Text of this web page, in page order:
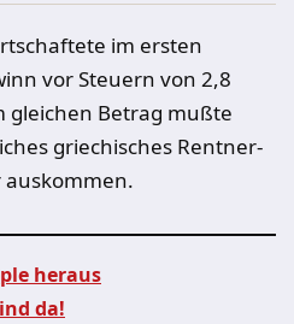
im ersten
vor Steuern von 2,8
gleichen Betrag mußte
griechisches Rentner-
auskommen.
heraus
da!